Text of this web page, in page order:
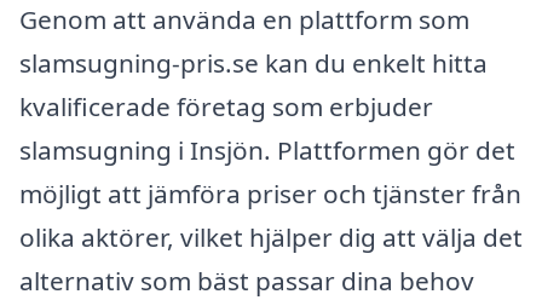
Genom att använda en plattform som
slamsugning-pris.se kan du enkelt hitta
kvalificerade företag som erbjuder
slamsugning i Insjön. Plattformen gör det
möjligt att jämföra priser och tjänster från
olika aktörer, vilket hjälper dig att välja det
alternativ som bäst passar dina behov